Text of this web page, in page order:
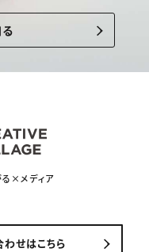
る×メディア
せはこちら